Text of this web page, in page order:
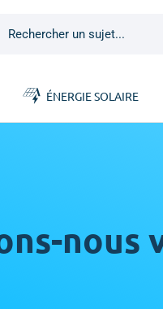
ÉNERGIE SOLAIRE
nous